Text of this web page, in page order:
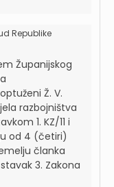
Republike
Županijskog
Ž. V.
razbojništva
1. KZ/11 i
od 4 (četiri)
članka
3. Zakona